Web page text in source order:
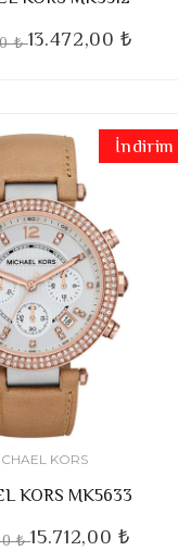
₺13.472,00 ₺
İndirim
KORS
KORS MK5633
₺15.712,00 ₺